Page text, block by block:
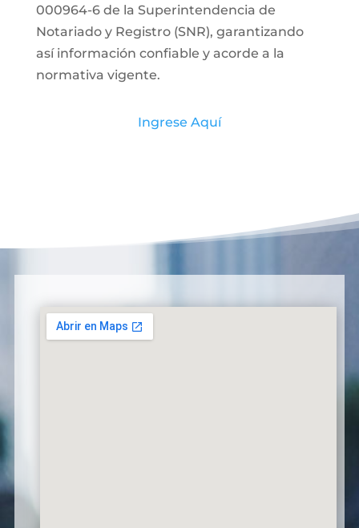
000964-6 de la Superintendencia de
Notariado y Registro (SNR), garantizando
así información confiable y acorde a la
normativa vigente.
Ingrese Aquí